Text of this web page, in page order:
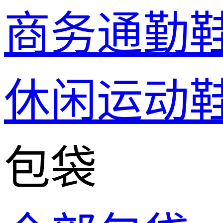
商务通勤
休闲运动
包袋